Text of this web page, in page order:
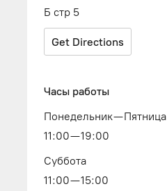
Б стр 5
Get Directions
Часы работы
Понедельник — Пятница
11:00 — 19:00
Суббота
11:00 — 15:00